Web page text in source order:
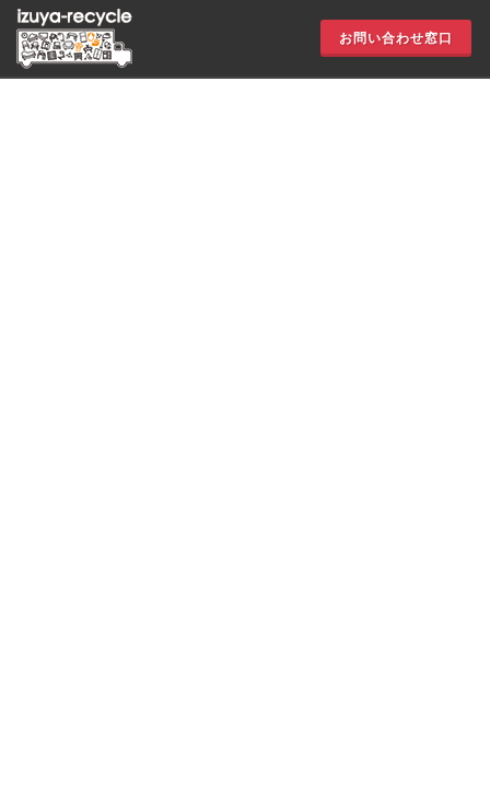
お問い合わせ窓口